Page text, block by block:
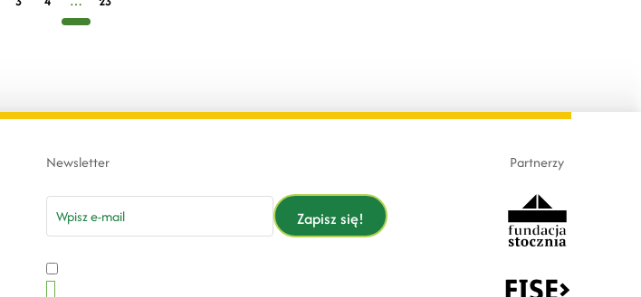
Newsletter
email
Zapisz się!
Partnerzy